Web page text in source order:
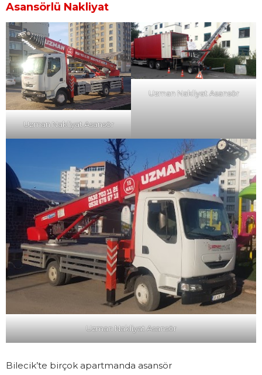
Asansörlü Nakliyat
Uzman Nakliyat Asansör
Uzman Nakliyat Asansör
Uzman Nakliyat Asansör
Bilecik’te birçok apartmanda asansör